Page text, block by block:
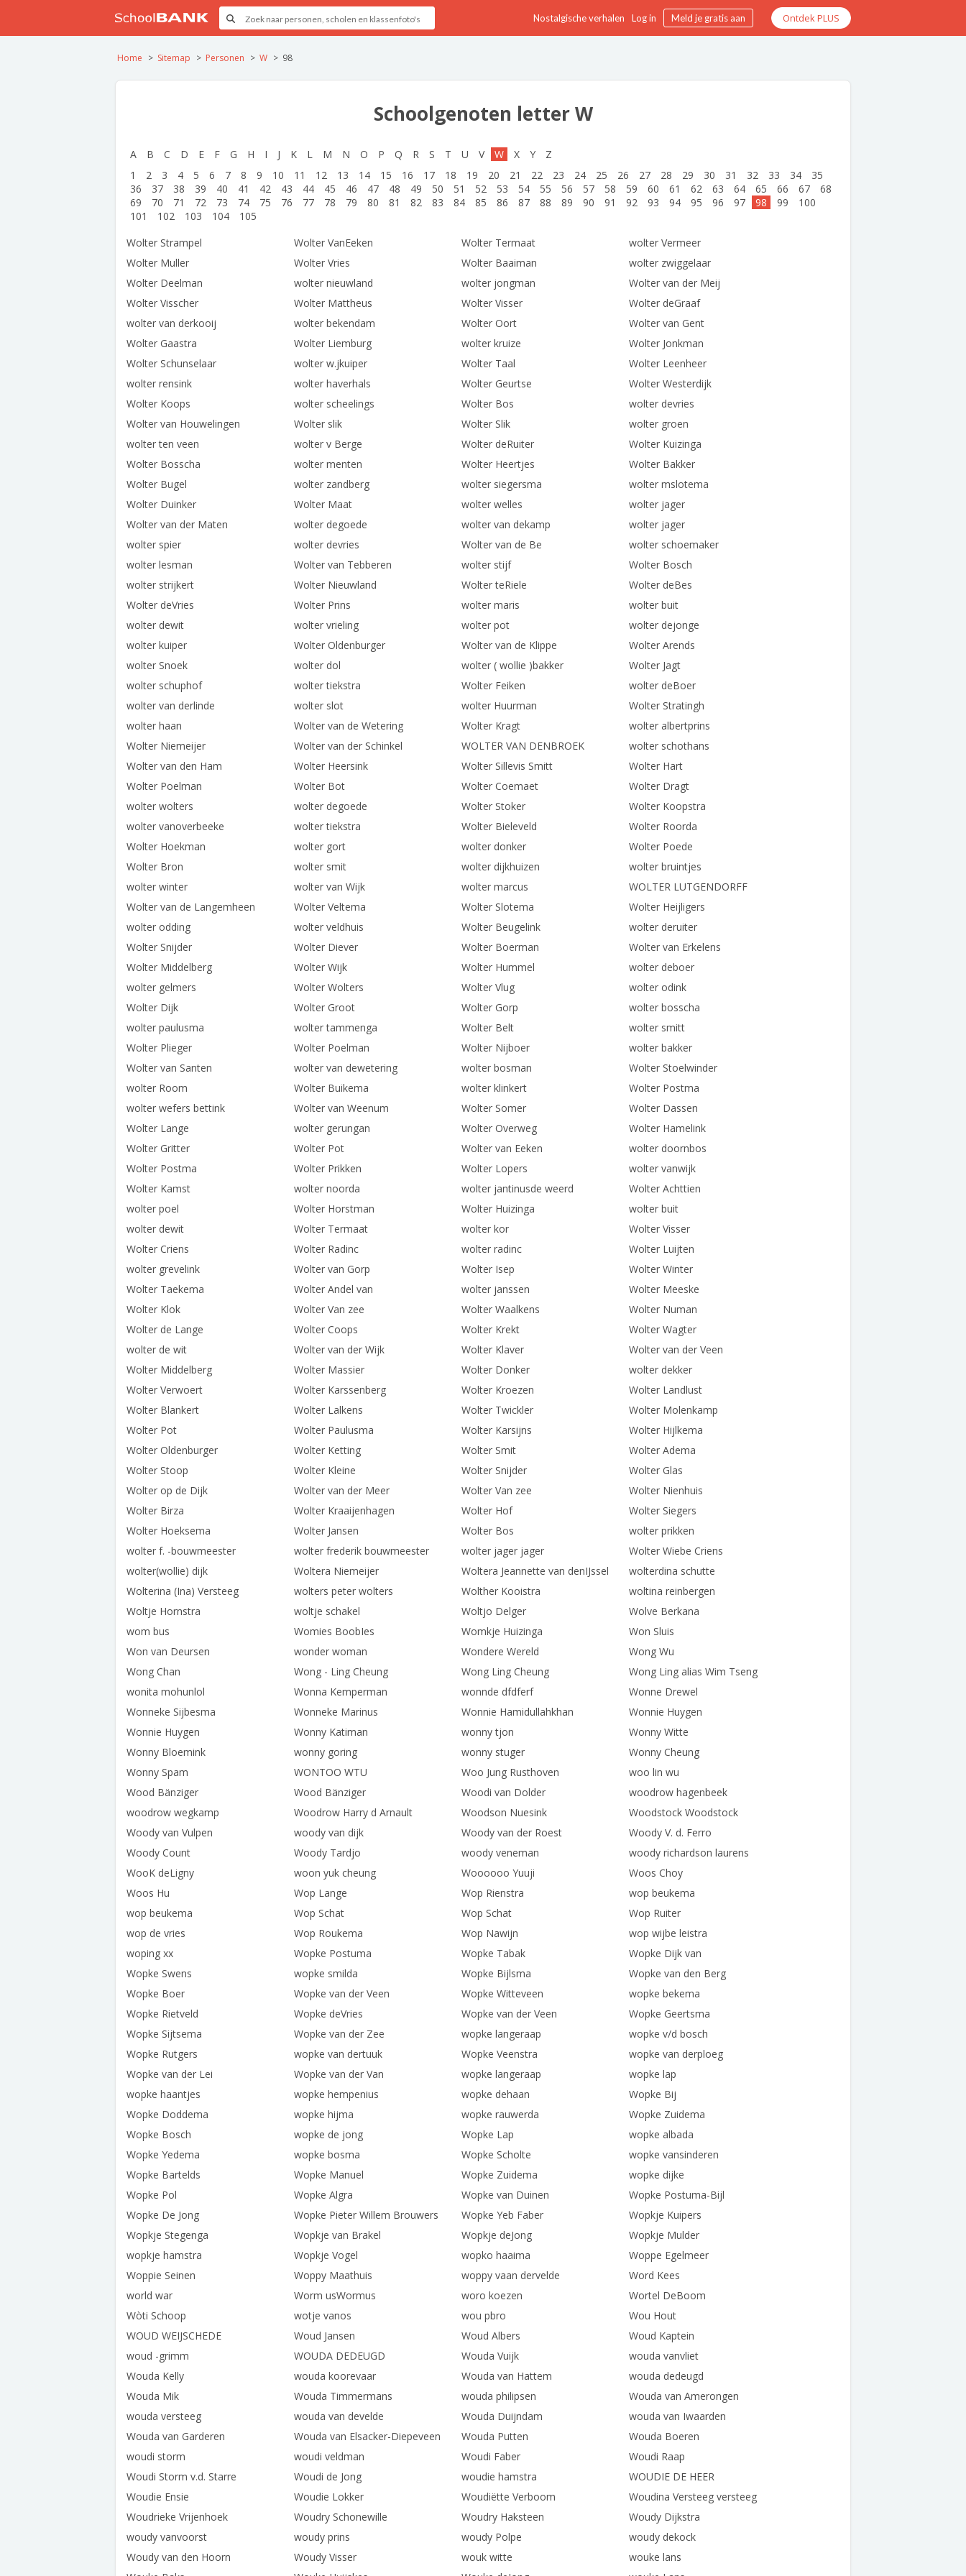
Nostalgische verhalen Log in Meld je gratis aan Ontdek PLUS
Home Sitemap Personen W 98
Schoolgenoten letter W
A B C D E F G H I J K L M N O P Q R S T U V W X Y
Z
1
2 3 4 5 6 7 8 9 10 11 12 13 14 15 16 17 18 19 20 21 22 23 24 25 26 27 28 29 30 31 32 33 34
35
36
37 38 39 40 41 42 43 44 45 46 47 48 49 50 51 52 53 54 55 56 57 58 59 60 61 62 63 64 65 66 67
68
69
70 71 72 73 74 75 76 77 78 79 80 81 82 83 84 85 86 87 88 89 90 91 92 93 94 95 96 97 98 99
100
101
102 103 104
105
Wolter Strampel
Wolter VanEeken Wolter Termaat
wolter Vermeer
Wolter Muller
Wolter Vries Wolter Baaiman
wolter zwiggelaar
Wolter Deelman
wolter nieuwland wolter jongman
Wolter van der Meij
Wolter Visscher
Wolter Mattheus Wolter Visser
Wolter deGraaf
wolter van derkooij
wolter bekendam Wolter Oort
Wolter van Gent
Wolter Gaastra
Wolter Liemburg wolter kruize
Wolter Jonkman
Wolter Schunselaar
wolter w.jkuiper Wolter Taal
Wolter Leenheer
wolter rensink
wolter haverhals Wolter Geurtse
Wolter Westerdijk
Wolter Koops
wolter scheelings Wolter Bos
wolter devries
Wolter van Houwelingen
Wolter slik Wolter Slik
wolter groen
wolter ten veen
wolter v Berge Wolter deRuiter
Wolter Kuizinga
Wolter Bosscha
wolter menten Wolter Heertjes
Wolter Bakker
Wolter Bugel
wolter zandberg wolter siegersma
wolter mslotema
Wolter Duinker
Wolter Maat wolter welles
wolter jager
Wolter van der Maten
wolter degoede wolter van dekamp
wolter jager
wolter spier
wolter devries Wolter van de Be
wolter schoemaker
wolter lesman
Wolter van Tebberen wolter stijf
Wolter Bosch
wolter strijkert
Wolter Nieuwland Wolter teRiele
Wolter deBes
Wolter deVries
Wolter Prins wolter maris
wolter buit
wolter dewit
wolter vrieling wolter pot
wolter dejonge
wolter kuiper
Wolter Oldenburger Wolter van de Klippe
Wolter Arends
wolter Snoek
wolter dol wolter ( wollie )bakker
Wolter Jagt
wolter schuphof
wolter tiekstra Wolter Feiken
wolter deBoer
wolter van derlinde
wolter slot wolter Huurman
Wolter Stratingh
wolter haan
Wolter van de Wetering Wolter Kragt
wolter albertprins
Wolter Niemeijer
Wolter van der Schinkel WOLTER VAN DENBROEK
wolter schothans
Wolter van den Ham
Wolter Heersink Wolter Sillevis Smitt
Wolter Hart
Wolter Poelman
Wolter Bot Wolter Coemaet
Wolter Dragt
wolter wolters
wolter degoede Wolter Stoker
Wolter Koopstra
wolter vanoverbeeke
wolter tiekstra Wolter Bieleveld
Wolter Roorda
Wolter Hoekman
wolter gort wolter donker
Wolter Poede
Wolter Bron
wolter smit wolter dijkhuizen
wolter bruintjes
wolter winter
wolter van Wijk wolter marcus
WOLTER LUTGENDORFF
Wolter van de Langemheen
Wolter Veltema Wolter Slotema
Wolter Heijligers
wolter odding
wolter veldhuis Wolter Beugelink
wolter deruiter
Wolter Snijder
Wolter Diever Wolter Boerman
Wolter van Erkelens
Wolter Middelberg
Wolter Wijk Wolter Hummel
wolter deboer
wolter gelmers
Wolter Wolters Wolter Vlug
wolter odink
Wolter Dijk
Wolter Groot Wolter Gorp
wolter bosscha
wolter paulusma
wolter tammenga Wolter Belt
wolter smitt
Wolter Plieger
Wolter Poelman Wolter Nijboer
wolter bakker
Wolter van Santen
wolter van dewetering wolter bosman
Wolter Stoelwinder
wolter Room
Wolter Buikema wolter klinkert
Wolter Postma
wolter wefers bettink
Wolter van Weenum Wolter Somer
Wolter Dassen
Wolter Lange
wolter gerungan Wolter Overweg
Wolter Hamelink
Wolter Gritter
Wolter Pot Wolter van Eeken
wolter doornbos
Wolter Postma
Wolter Prikken Wolter Lopers
wolter vanwijk
Wolter Kamst
wolter noorda wolter jantinusde weerd
Wolter Achttien
wolter poel
Wolter Horstman Wolter Huizinga
wolter buit
wolter dewit
Wolter Termaat wolter kor
Wolter Visser
Wolter Criens
Wolter Radinc wolter radinc
Wolter Luijten
wolter grevelink
Wolter van Gorp Wolter Isep
Wolter Winter
Wolter Taekema
Wolter Andel van wolter janssen
Wolter Meeske
Wolter Klok
Wolter Van zee Wolter Waalkens
Wolter Numan
Wolter de Lange
Wolter Coops Wolter Krekt
Wolter Wagter
wolter de wit
Wolter van der Wijk Wolter Klaver
Wolter van der Veen
Wolter Middelberg
Wolter Massier Wolter Donker
wolter dekker
Wolter Verwoert
Wolter Karssenberg Wolter Kroezen
Wolter Landlust
Wolter Blankert
Wolter Lalkens Wolter Twickler
Wolter Molenkamp
Wolter Pot
Wolter Paulusma Wolter Karsijns
Wolter Hijlkema
Wolter Oldenburger
Wolter Ketting Wolter Smit
Wolter Adema
Wolter Stoop
Wolter Kleine Wolter Snijder
Wolter Glas
Wolter op de Dijk
Wolter van der Meer Wolter Van zee
Wolter Nienhuis
Wolter Birza
Wolter Kraaijenhagen Wolter Hof
Wolter Siegers
Wolter Hoeksema
Wolter Jansen Wolter Bos
wolter prikken
wolter f. -bouwmeester
wolter frederik bouwmeester wolter jager jager
Wolter Wiebe Criens
wolter(wollie) dijk
Woltera Niemeijer Woltera Jeannette van denIJssel
wolterdina schutte
Wolterina (Ina) Versteeg
wolters peter wolters Wolther Kooistra
woltina reinbergen
Woltje Hornstra
woltje schakel Woltjo Delger
Wolve Berkana
wom bus
Womies BoobIes Womkje Huizinga
Won Sluis
Won van Deursen
wonder woman Wondere Wereld
Wong Wu
Wong Chan
Wong - Ling Cheung Wong Ling Cheung
Wong Ling alias Wim Tseng
wonita mohunlol
Wonna Kemperman wonnde dfdferf
Wonne Drewel
Wonneke Sijbesma
Wonneke Marinus Wonnie Hamidullahkhan
Wonnie Huygen
Wonnie Huygen
Wonny Katiman wonny tjon
Wonny Witte
Wonny Bloemink
wonny goring wonny stuger
Wonny Cheung
Wonny Spam
WONTOO WTU Woo Jung Rusthoven
woo lin wu
Wood Bänziger
Wood Bänziger Woodi van Dolder
woodrow hagenbeek
woodrow wegkamp
Woodrow Harry d Arnault Woodson Nuesink
Woodstock Woodstock
Woody van Vulpen
woody van dijk Woody van der Roest
Woody V. d. Ferro
Woody Count
Woody Tardjo woody veneman
woody richardson laurens
WooK deLigny
woon yuk cheung Woooooo Yuuji
Woos Choy
Woos Hu
Wop Lange Wop Rienstra
wop beukema
wop beukema
Wop Schat Wop Schat
Wop Ruiter
wop de vries
Wop Roukema Wop Nawijn
wop wijbe leistra
woping xx
Wopke Postuma Wopke Tabak
Wopke Dijk van
Wopke Swens
wopke smilda Wopke Bijlsma
Wopke van den Berg
Wopke Boer
Wopke van der Veen Wopke Witteveen
wopke bekema
Wopke Rietveld
Wopke deVries Wopke van der Veen
Wopke Geertsma
Wopke Sijtsema
Wopke van der Zee wopke langeraap
wopke v/d bosch
Wopke Rutgers
wopke van dertuuk Wopke Veenstra
wopke van derploeg
Wopke van der Lei
Wopke van der Van wopke langeraap
wopke lap
wopke haantjes
wopke hempenius wopke dehaan
Wopke Bij
Wopke Doddema
wopke hijma wopke rauwerda
Wopke Zuidema
Wopke Bosch
wopke de jong Wopke Lap
wopke albada
Wopke Yedema
wopke bosma Wopke Scholte
wopke vansinderen
Wopke Bartelds
Wopke Manuel Wopke Zuidema
wopke dijke
Wopke Pol
Wopke Algra Wopke van Duinen
Wopke Postuma-Bijl
Wopke De Jong
Wopke Pieter Willem Brouwers Wopke Yeb Faber
Wopkje Kuipers
Wopkje Stegenga
Wopkje van Brakel Wopkje deJong
Wopkje Mulder
wopkje hamstra
Wopkje Vogel wopko haaima
Woppe Egelmeer
Woppie Seinen
Woppy Maathuis woppy vaan dervelde
Word Kees
world war
Worm usWormus woro koezen
Wortel DeBoom
Wòti Schoop
wotje vanos wou pbro
Wou Hout
WOUD WEIJSCHEDE
Woud Jansen Woud Albers
Woud Kaptein
woud -grimm
WOUDA DEDEUGD Wouda Vuijk
wouda vanvliet
Wouda Kelly
wouda koorevaar Wouda van Hattem
wouda dedeugd
Wouda Mik
Wouda Timmermans wouda philipsen
Wouda van Amerongen
wouda versteeg
wouda van develde Wouda Duijndam
wouda van Iwaarden
Wouda van Garderen
Wouda van Elsacker-Diepeveen Wouda Putten
Wouda Boeren
woudi storm
woudi veldman Woudi Faber
Woudi Raap
Woudi Storm v.d. Starre
Woudi de Jong woudie hamstra
WOUDIE DE HEER
Woudie Ensie
Woudie Lokker Woudiëtte Verboom
Woudina Versteeg versteeg
Woudrieke Vrijenhoek
Woudry Schonewille Woudry Haksteen
Woudy Dijkstra
woudy vanvoorst
woudy prins woudy Polpe
woudy dekock
Woudy van den Hoorn
Woudy Visser wouk witte
wouke lans